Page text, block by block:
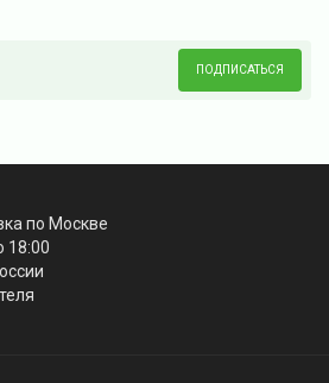
ПОДПИСАТЬСЯ
по Москве
18:00